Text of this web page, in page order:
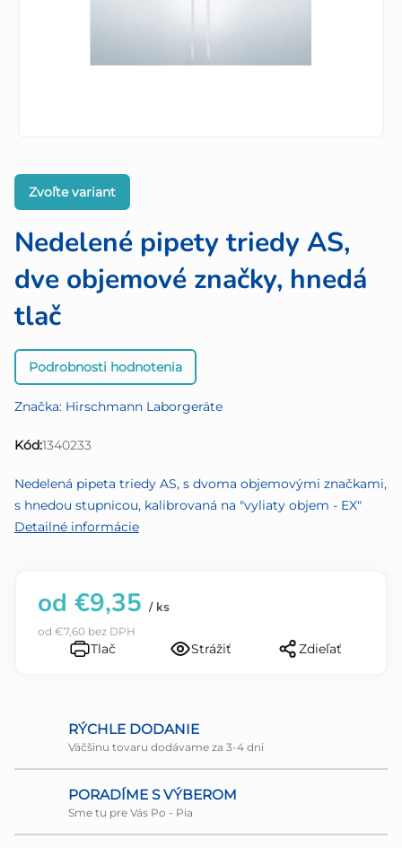
Nedelené pipety triedy AS,
dve objemové značky, hnedá
tlač
Priemerné
hodnotenie
je
0,0
5
hviezdičiek.
Podrobnosti hodnotenia
Značka: Hirschmann Laborgeräte
Kód:1340233
Zvoľte variant
Nedelená pipeta triedy AS, s dvoma objemovými značkami,
s hnedou stupnicou, kalibrovaná na "vyliaty objem - EX"
Detailné informácie
od €9,35 / ks
od €7,60 bez DPH
Tlač Strážiť Zdieľať
RÝCHLE DODANIE
Väčšinu tovaru dodávame za 3-4 dni
PORADÍME S VÝBEROM
Sme tu pre Vás Po - Pia